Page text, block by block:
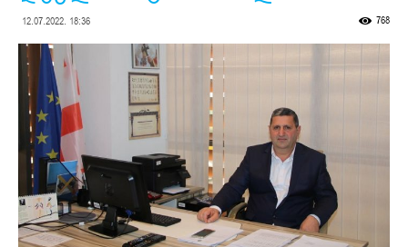
12.07.2022. 18:36 768